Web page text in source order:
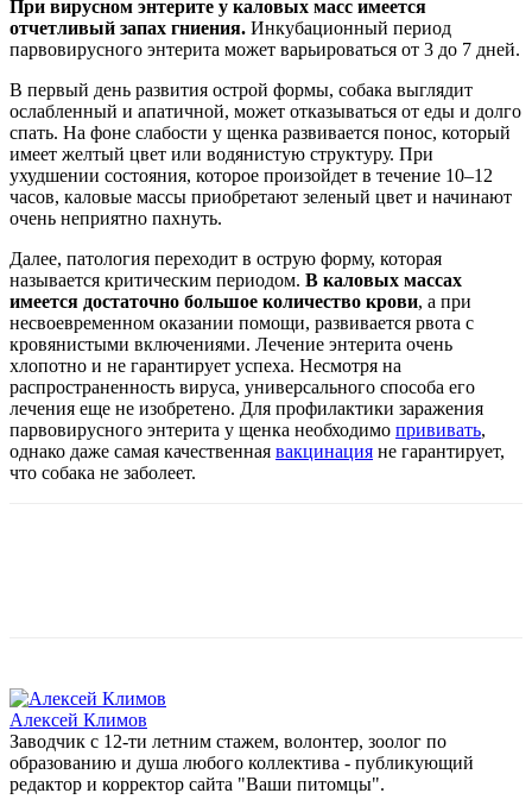
При вирусном энтерите у каловых масс имеется
отчетливый запах гниения. Инкубационный период
парвовирусного энтерита может варьироваться от 3 до 7 дней.
В первый день развития острой формы, собака выглядит
ослабленный и апатичной, может отказываться от еды и долго
спать. На фоне слабости у щенка развивается понос, который
имеет желтый цвет или водянистую структуру. При
ухудшении состояния, которое произойдет в течение 10–12
часов, каловые массы приобретают зеленый цвет и начинают
очень неприятно пахнуть.
Далее, патология переходит в острую форму, которая
называется критическим периодом. В каловых массах
имеется достаточно большое количество крови, а при
несвоевременном оказании помощи, развивается рвота с
кровянистыми включениями. Лечение энтерита очень
хлопотно и не гарантирует успеха. Несмотря на
распространенность вируса, универсального способа его
лечения еще не изобретено. Для профилактики заражения
парвовирусного энтерита у щенка необходимо прививать,
однако даже самая качественная вакцинация не гарантирует,
что собака не заболеет.
Алексей Климов
Заводчик c 12-ти летним стажем, волонтер, зоолог по
образованию и душа любого коллектива - публикующий
редактор и корректор сайта "Ваши питомцы".